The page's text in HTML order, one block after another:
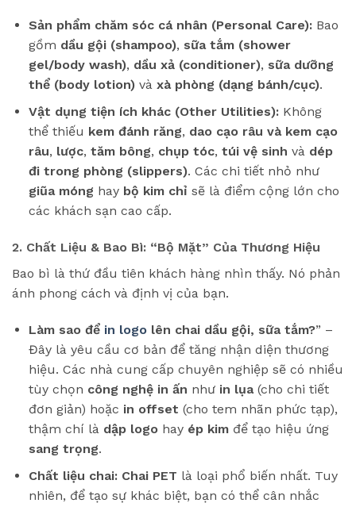
Sản phẩm chăm sóc cá nhân (Personal Care):Bao
gồm dầu gội (shampoo), sữa tắm (shower
gel/body wash), dầu xả (conditioner), sữa dưỡng
thể (body lotion)và xà phòng (dạng bánh/cục).
Vật dụng tiện ích khác (Other Utilities):Không
thể thiếu kem đánh răng, dao cạo râu và kem cạo
râu, lược, tăm bông, chụp tóc, túi vệ sinh và dép
đi trong phòng (slippers). Các chi tiết nhỏ như
giũa móng hay bộ kim chỉ sẽ là điểm cộng lớn cho
các khách sạn cao cấp.
2. Chất Liệu & Bao Bì: “Bộ Mặt” Của Thương Hiệu
Bao bì là thứ đầu tiên khách hàng nhìn thấy. Nó phản
ánh phong cách và định vị của bạn.
Làm sao để in logolên chai dầu gội, sữa tắm?” –
Đây là yêu cầu cơ bản để tăng nhận diện thương
hiệu. Các nhà cung cấp chuyên nghiệp sẽ có nhiều
tùy chọn công nghệ in ấn như in lụa(cho chi tiết
đơn giản) hoặc in offset (cho tem nhãn phức tạp),
thậm chí là dập logohay ép kimđể tạo hiệu ứng
sang trọng.
Chất liệu chai: Chai PET là loại phổ biến nhất. Tuy
nhiên, để tạo sự khác biệt, bạn có thể cân nhắc